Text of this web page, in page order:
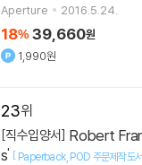
Aperture
2016.5.24.
18% 39,660원
1,990원
23
[직수입양서]
s' [ Paperback POD 주문제작도서